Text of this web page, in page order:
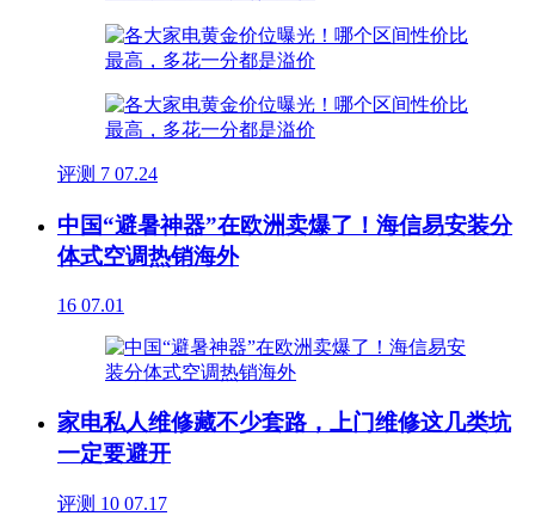
评测 7 07.24
中国“避暑神器”在欧洲卖爆了！海信易安装分
体式空调热销海外
16 07.01
家电私人维修藏不少套路，上门维修这几类坑
一定要避开
评测 10 07.17